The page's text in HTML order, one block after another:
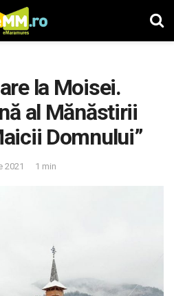
la Moisei.
al Mănăstirii
Domnului”
2021 1 min